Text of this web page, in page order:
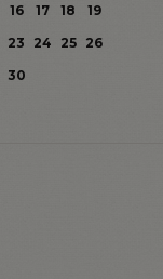
16 17 18
19
23 24 25
26
30